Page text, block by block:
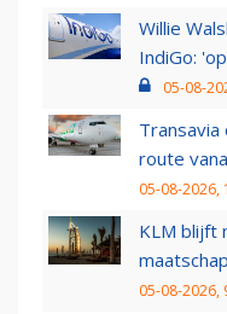
Willie
IndiGo:
05-08-
route
05-08-2026,
KLM blijft
05-08-2026,